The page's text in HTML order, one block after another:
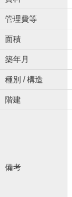
管理費等
面積
築年月
種別 / 構造
階建
備考